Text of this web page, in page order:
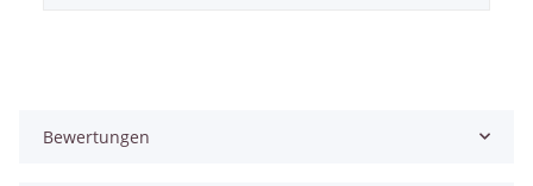
Bewertungen